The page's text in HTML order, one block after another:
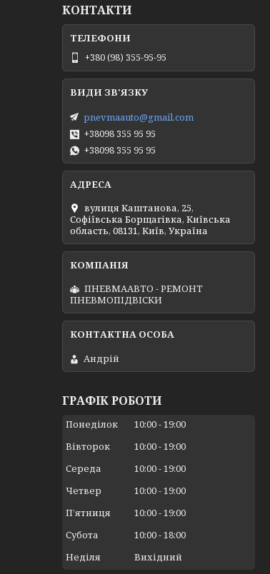
КОНТАКТИ
+380 (98) 355-95-95
pnevmaauto@gmail.com
+38098 355 95 95
+38098 355 95 95
вулиця Каштанова, 25,
Софіївська Борщагівка, Київська
область, 08131, Київ, Україна
ПНЕВМААВТО - РЕМОНТ
ПНЕВМОПІДВІСКИ
Андрій
ГРАФІК РОБОТИ
Понеділок 10:00 19:00
Вівторок
10:00 19:00
Середа
10:00 19:00
Четвер
10:00 19:00
Пʼятниця
10:00 19:00
Субота
10:00 18:00
Неділя
Вихідний